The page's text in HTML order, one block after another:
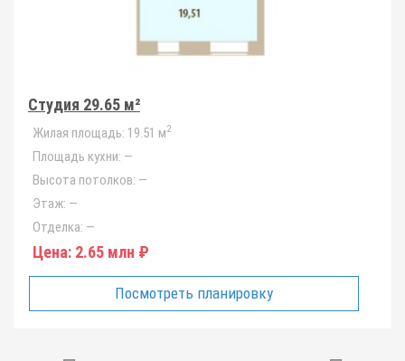
Студия 29.65 м²
Жилая площадь: 19.51 м2
Площадь кухни: —
Высота потолков: —
Этаж: —
Отделка: —
Цена: 2.65 млн ₽
Посмотреть планировку